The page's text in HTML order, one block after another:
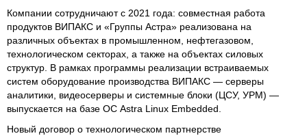
Компании сотрудничают с 2021 года: совместная работа
продуктов ВИПАКС и «Группы Астра» реализована на
различных объектах в промышленном, нефтегазовом,
технологическом секторах, а также на объектах силовых
структур. В рамках программы реализации встраиваемых
систем оборудование производства ВИПАКС — серверы
аналитики, видеосерверы и системные блоки (ЦСУ, УРМ) —
выпускается на базе ОС Astra Linux Embedded.
Новый договор о технологическом партнерстве